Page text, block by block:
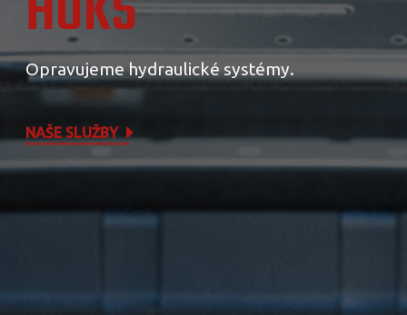
Opravujeme hydraulické systémy.
NAŠE SLUŽBY